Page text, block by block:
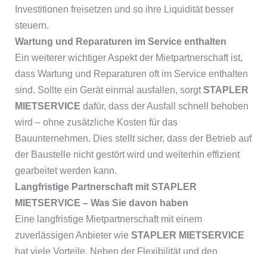
Investitionen freisetzen und so ihre Liquidität besser
steuern.
Wartung und Reparaturen im Service enthalten
Ein weiterer wichtiger Aspekt der Mietpartnerschaft ist,
dass Wartung und Reparaturen oft im Service enthalten
sind. Sollte ein Gerät einmal ausfallen, sorgtSTAPLER
MIETSERVICE dafür, dass der Ausfall schnell behoben
wird – ohne zusätzliche Kosten für das
Bauunternehmen. Dies stellt sicher, dass der Betrieb auf
der Baustelle nicht gestört wird und weiterhin effizient
gearbeitet werden kann.
Langfristige Partnerschaft mit STAPLER
MIETSERVICE – Was Sie davon haben
Eine langfristige Mietpartnerschaft mit einem
zuverlässigen Anbieter wie STAPLER MIETSERVICE
hat viele Vorteile. Neben der Flexibilität und den